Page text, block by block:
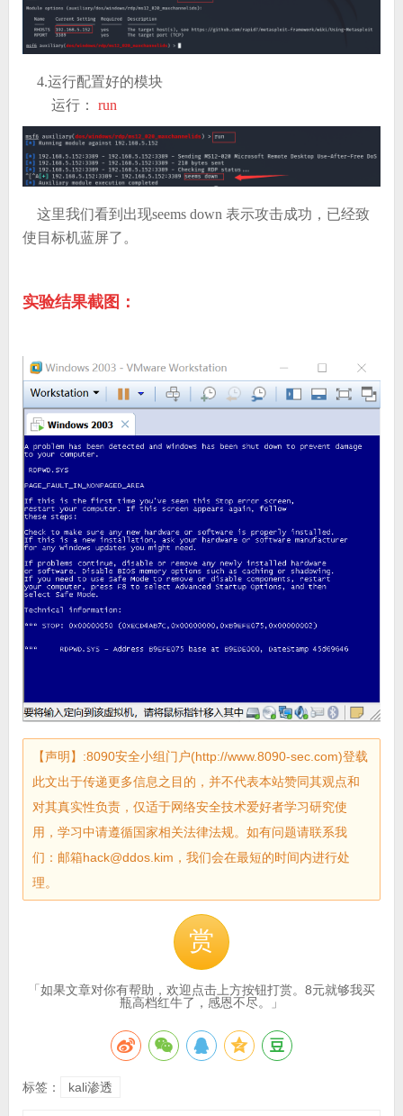
4.运行配置好的模块
运行： run
这里我们看到 出现seems down 表示攻击成功，已经致
使目标机蓝屏了。
实验结果截图：
【声明】:8090安全小组门户(http://www.8090-sec.com)登载
此文出于传递更多信息之目的，并不代表本站赞同其观点和
对其真实性负责，仅适于网络安全技术爱好者学习研究使
用，学习中请遵循国家相关法律法规。如有问题请联系我
们：邮箱hack@ddos.kim，我们会在最短的时间内进行处
理。
赏
「如果文章对你有帮助，欢迎点击上方按钮打赏。8元就够我买
瓶高档红牛了，感恩不尽。」
标签： kali渗透